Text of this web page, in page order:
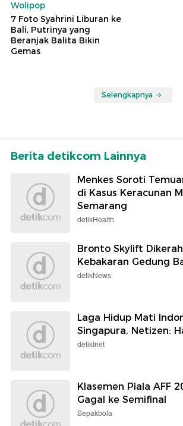
Wolipop
7 Foto Syahrini Liburan ke
Bali, Putrinya yang
Beranjak Balita Bikin
Gemas
Selengkapnya
Berita detikcom Lainnya
Menkes Soroti
di Kasus Keracunan
Semarang
detikHealth
Bronto Skylift
Kebakaran Gedung
detikNews
Laga Hidup Mati
Singapura, Netizen:
detikInet
Klasemen Piala AFF
Gagal ke Semifinal
Sepakbola